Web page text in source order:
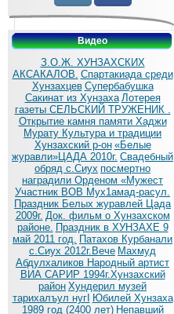
Видео
З.О.Ж. ХУНЗАХСКИХ
АКСАКАЛОВ. Спартакиада среди
Хунзахцев Супербабушка
Сакинат из Хунзаха Лотерея
газеты СЕЛЬСКИЙ ТРУЖЕНИК .
Открытие камня памяти Хаджи
Мурату Культура и традиции
Хунзахский р-он «Белые
журавли»ЦАДА 2010г. Cвадебный
обряд c.Сиух посмертно
наградили Орденом «Мужест
Участник ВОВ Мух1амад-расул.
Праздник Белых журавлей Цада
2009г. Док. фильм о Хунзахском
районе. Праздник в ХУНЗАХЕ 9
май 2011 год. Патахов Курбанали
с.Сиух 2012г.Вече Махмуд
Абдулхаликов Народный артист
ВИА САРИР 1994г.Хунзахский
район Хундерил музей
тарихалъул нугI Юбилей Хунзаха
1989 год (2400 лет) Непавший